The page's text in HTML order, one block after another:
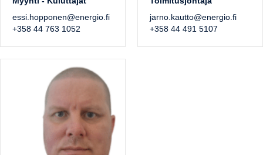
essi.hopponen@energio.fi
+358 44 763 1052
jarno.kautto@energio.fi
+358 44 491 5107